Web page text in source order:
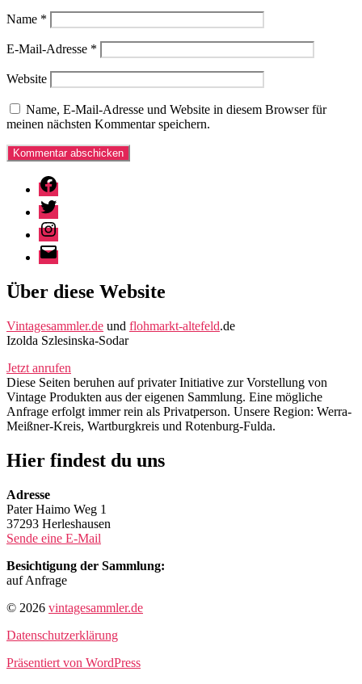
Name *
E-Mail-Adresse *
Website
Name, E-Mail-Adresse und Website in diesem Browser für
meinen nächsten Kommentar speichern.
Facebook
Twitter
Instagram
E-
Mail
Über diese Website
Vintagesammler.de und flohmarkt-altefeld.de
Izolda Szlesinska-Sodar
Jetzt anrufen
Diese Seiten beruhen auf privater Initiative zur Vorstellung von
Vintage Produkten aus der eigenen Sammlung. Eine mögliche
Anfrage erfolgt immer rein als Privatperson. Unsere Region: Werra-
Meißner-Kreis, Wartburgkreis und Rotenburg-Fulda.
Hier findest du uns
Adresse
Pater Haimo Weg 1
37293 Herleshausen
Sende eine E-Mail
Besichtigung der Sammlung:
auf Anfrage
© 2026 vintagesammler.de
Datenschutzerklärung
Präsentiert von WordPress